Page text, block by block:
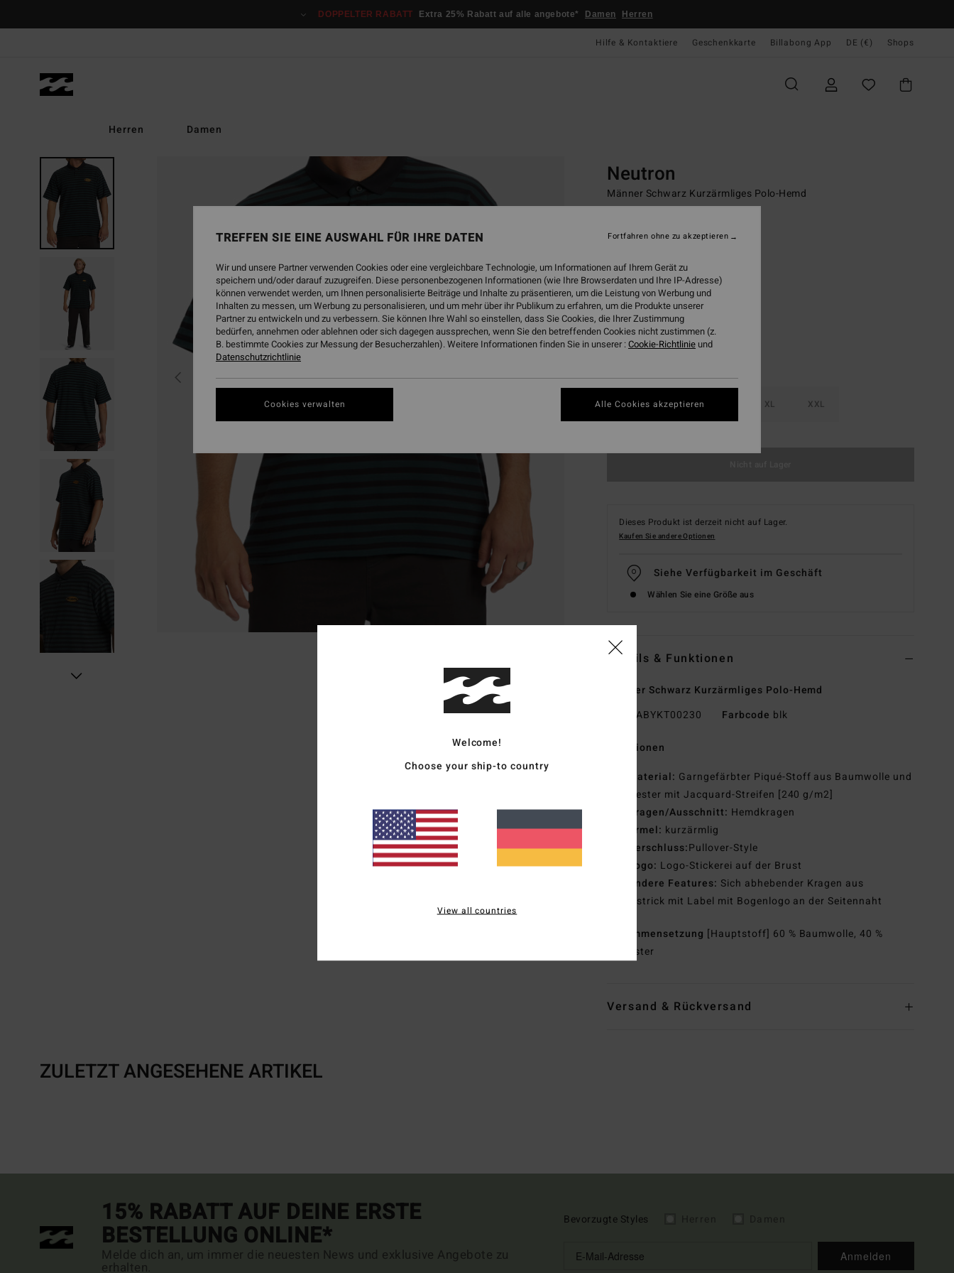
DOPPELTER RABATT Extra 25% Rabatt auf alle angebote* Damen Herren
Hilfe & Kontaktiere Geschenkkarte Billabong App DE (€) Shops
Herren Damen
Neutron
Männer Schwarz Kurzärmliges Polo-Hemd
45,95 €
FarbeBlack
S M XL XXL
Dieses Produkt ist derzeit nicht auf Lager.
Kaufen Sie andere Optionen
Siehe Verfügbarkeit im Geschäft
Wählen Sie eine Größe aus
Details & Funktionen
Männer Schwarz Kurzärmliges Polo-Hemd
ABYKT00230 Farbcode blk
Funktionen
Material: Garngefärbter Piqué-Stoff aus Baumwolle und
Polyester mit Jacquard-Streifen [240 g/m2]
Kragen/Ausschnitt: Hemdkragen
Ärmel: kurzärmlig
Verschluss:Pullover-Style
Logo: Logo-Stickerei auf der Brust
Andere Features: Sich abhebender Kragen aus
Rippstrick mit Label mit Bogenlogo an der Seitennaht
Zusammensetzung [Hauptstoff] 60 % Baumwolle, 40 %
Polyester
Versand & Rückversand
ZULETZT ANGESEHENE ARTIKEL
15% RABATT AUF DEINE ERSTE
BESTELLUNG ONLINE*
Melde dich an, um immer die neuesten News und exklusive Angebote zu
erhalten.
Bevorzugte Styles
Anmelden
Welcome!
Choose your ship-to country
View all countries
TREFFEN SIE EINE AUSWAHL FÜR IHRE DATEN
Wir und unsere Partner verwenden Cookies oder eine vergleichbare Technologie, um Informationen auf Ihrem Gerät zu
speichern und/oder darauf zuzugreifen. Diese personenbezogenen Informationen (wie Ihre Browserdaten und Ihre IP-Adresse)
können verwendet werden, um Ihnen personalisierte Beiträge und Inhalte zu präsentieren, um die Leistung von Werbung und
Inhalten zu messen, um Werbung zu personalisieren, und um mehr über ihr Publikum zu erfahren, um die Produkte unserer
Partner zu entwickeln und zu verbessern. Sie können Ihre Wahl so einstellen, dass Sie Cookies, die Ihrer Zustimmung
bedürfen, annehmen oder ablehnen oder sich dagegen aussprechen, wenn Sie den betreffenden Cookies nicht zustimmen (z.
B. bestimmte Cookies zur Messung der Besucherzahlen). Weitere Informationen finden Sie in unserer :Cookie-Richtlinie und
Datenschutzrichtlinie
Cookies verwalten
Fortfahren ohne zu akzeptieren
Alle Cookies akzeptieren